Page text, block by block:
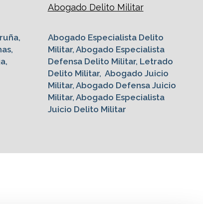
Abogado Delito Militar
Abogado Especialista Delito
Militar, Abogado Especialista
Defensa Delito Militar, Letrado
Delito Militar, Abogado Juicio
Militar, Abogado Defensa Juicio
Militar, Abogado Especialista
Juicio Delito Militar